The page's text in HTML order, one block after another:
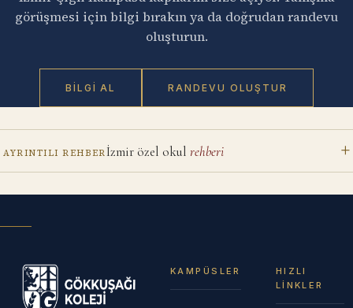
görüşmesi için bilgi bırakın ya da doğrudan randevu
oluşturun.
BILGI AL RANDEVU OLUŞTUR
AYRINTILI REHBERİzmirözel okul rehberi
KAMPÜSLER
HIZLI
LINKLER